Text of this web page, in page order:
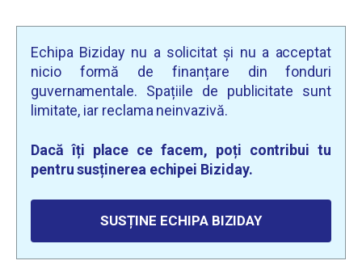
Echipa Biziday nu a solicitat și nu a acceptat
nicio formă de finanțare din fonduri
guvernamentale. Spațiile de publicitate sunt
limitate, iar reclama neinvazivă.
Dacă îți place ce facem, poți contribui tu
pentru susținerea echipei Biziday.
SUSȚINE ECHIPA BIZIDAY